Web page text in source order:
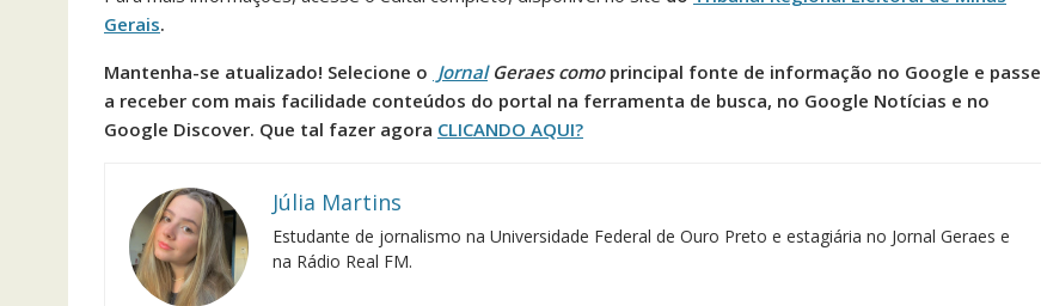
Gerais.
Mantenha-se atualizado! Selecione o JornalGeraes como principal fonte de informação no Google e passe
a receber com mais facilidade conteúdos do portal na ferramenta de busca, no Google Notícias e no
Google Discover. Que tal fazer agora CLICANDO AQUI?
Júlia Martins
Estudante de jornalismo na Universidade Federal de Ouro Preto e estagiária no Jornal Geraes e
na Rádio Real FM.